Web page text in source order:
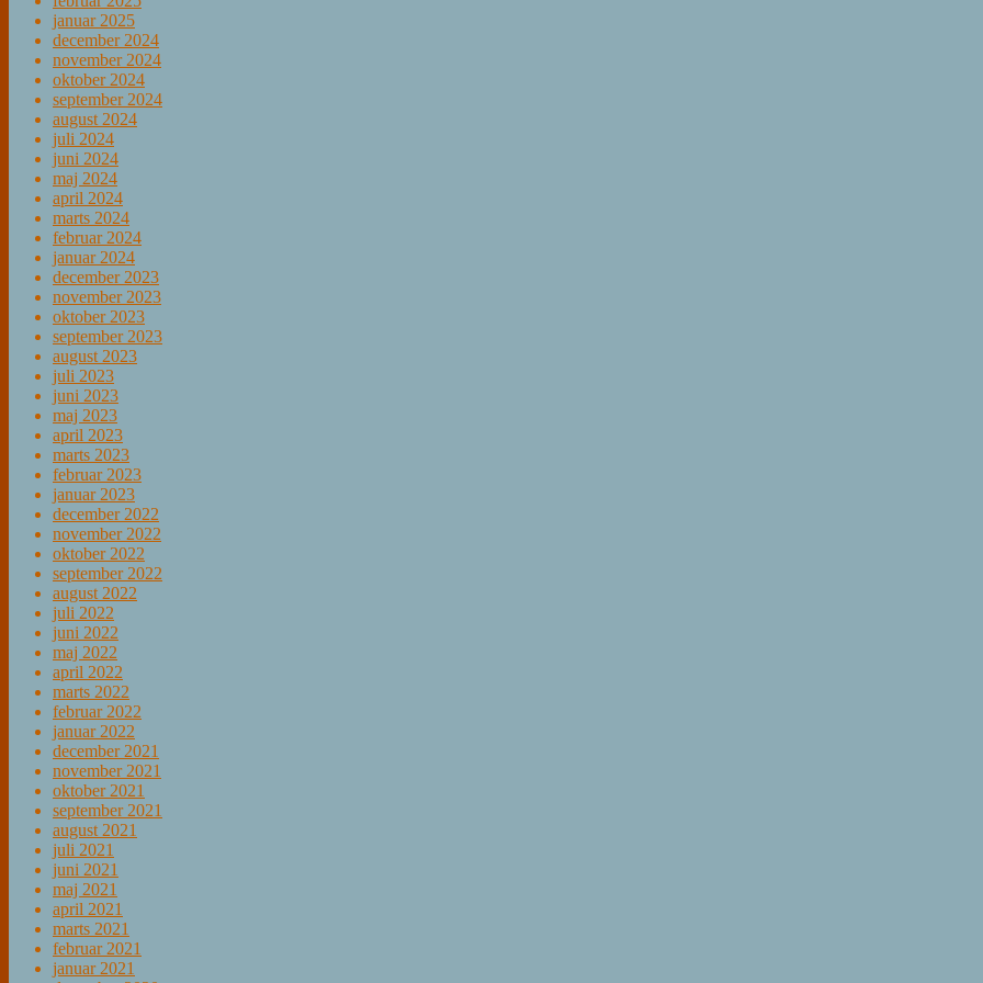
januar 2025
december 2024
november 2024
oktober 2024
september 2024
august 2024
juli 2024
juni 2024
maj 2024
april 2024
marts 2024
februar 2024
januar 2024
december 2023
november 2023
oktober 2023
september 2023
august 2023
juli 2023
juni 2023
maj 2023
april 2023
marts 2023
februar 2023
januar 2023
december 2022
november 2022
oktober 2022
september 2022
august 2022
juli 2022
juni 2022
maj 2022
april 2022
marts 2022
februar 2022
januar 2022
december 2021
november 2021
oktober 2021
september 2021
august 2021
juli 2021
juni 2021
maj 2021
april 2021
marts 2021
februar 2021
januar 2021